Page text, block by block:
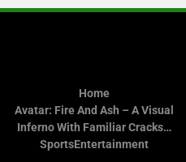
Home
Avatar: Fire And Ash – A Visual
Inferno With Familiar Cracks…
SportsEntertainment